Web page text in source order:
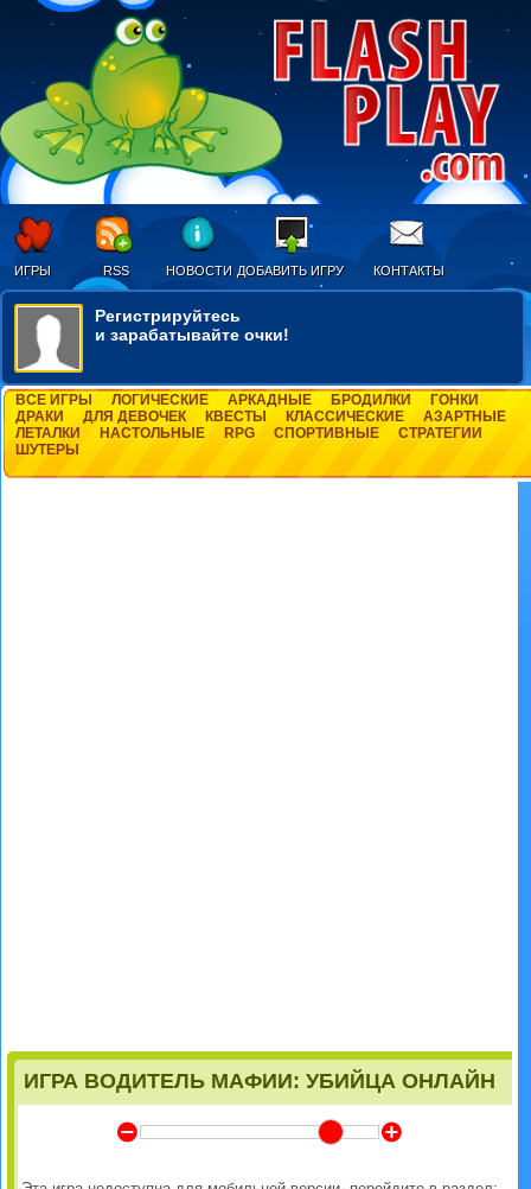
ИГРЫ RSS НОВОСТИ ДОБАВИТЬ ИГРУ КОНТАКТЫ
Регистрируйтесь
и зарабатывайте очки!
ВСЕ ИГРЫ ЛОГИЧЕСКИЕ АРКАДНЫЕ БРОДИЛКИ
ГОНКИ
ДРАКИ
ДЛЯ ДЕВОЧЕК КВЕСТЫ КЛАССИЧЕСКИЕ
АЗАРТНЫЕ
ЛЕТАЛКИ
НАСТОЛЬНЫЕ RPG СПОРТИВНЫЕ
СТРАТЕГИИ
ШУТЕРЫ
ИГРА ВОДИТЕЛЬ МАФИИ: УБИЙЦА ОНЛАЙН
Y Z